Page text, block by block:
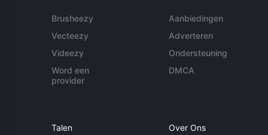
Brusheezy
Vecteezy
Videezy
Word een
provider
Aanbiedingen
Adverteren
Ondersteuning
DMCA
Talen Over Ons